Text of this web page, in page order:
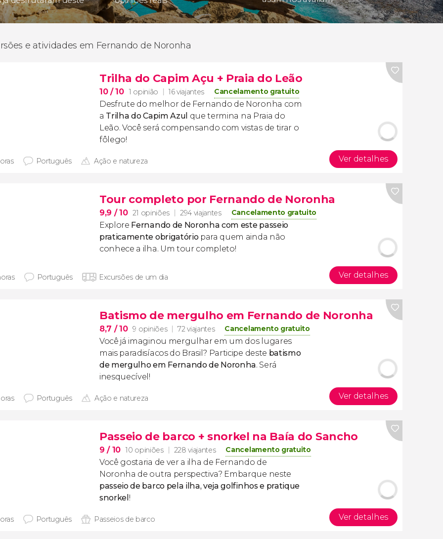
e atividades em Fernando de Noronha
Trilha do Capim Açu + Praia do Leão
10/ 10 1 opinião 16 viajantes Cancelamento gratuito
Desfrute do melhor de Fernando de Noronha com
a Trilha do Capim Azul que termina na Praia do
Leão. Você será compensando com vistas de tirar o
fôlego!
Português Ação e natureza Ver detalhes
Tour completo por Fernando de Noronha
9,9 / 10 21 opiniões 294 viajantes Cancelamento gratuito
​Explore Fernando de Noronha com este passeio
praticamente obrigatóriopara quem ainda não
conhece a ilha. Um tour completo!
Português Excursões de um dia Ver detalhes
Batismo de mergulho em Fernando de Noronha
8,7 / 10 9 opiniões 72 viajantes Cancelamento gratuito
Você já imaginou mergulhar em um dos lugares
mais paradisíacos do Brasil? Participe deste batismo
de mergulho em Fernando de Noronha. Será
inesquecível!
Português Ação e natureza Ver detalhes
Passeio de barco + snorkel na Baía do Sancho
9/ 10 10 opiniões 228 viajantes Cancelamento gratuito
Você gostaria de ver a ilha de Fernando de
Noronha de outra perspectiva? Embarque neste
passeio de barco pela ilha, veja golfinhos e pratique
snorkel !
Português Passeios de barco Ver detalhes